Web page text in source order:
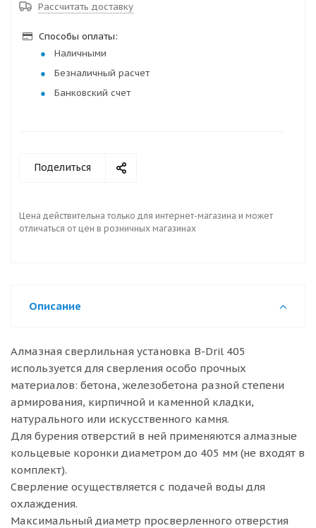
Рассчитать доставку
Способы оплаты:
Наличными
Безналичный расчет
Банковский счет
Поделиться
Цена действительна только для интернет-магазина и может
отличаться от цен в розничных магазинах
Описание
Алмазная сверлильная установка B-Dril 405
используется для сверления особо прочных
материалов: бетона, железобетона разной степени
армирования, кирпичной и каменной кладки,
натурального или искусственного камня.
Для бурения отверстий в ней применяются алмазные
кольцевые коронки диаметром до 405 мм (не входят в
комплект).
Сверление осуществляется с подачей воды для
охлаждения.
Максимальный диаметр просверленного отверстия